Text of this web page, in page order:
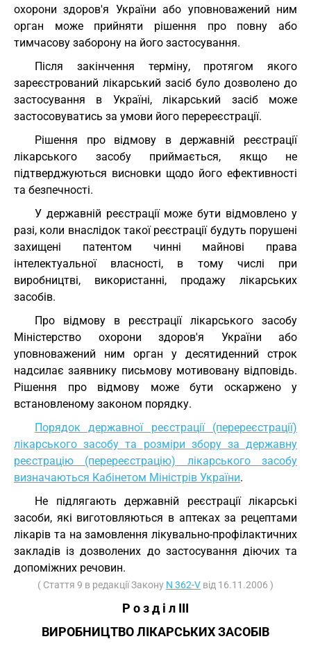
охорони здоров'я України або уповноважений ним
орган може прийняти рішення про повну або
тимчасову заборону на його застосування.
Після закінчення терміну, протягом якого
зареєстрований лікарський засіб було дозволено до
застосування в Україні, лікарський засіб може
застосовуватись за умови його перереєстрації.
Рішення про відмову в державній реєстрації
лікарського засобу приймається, якщо не
підтверджуються висновки щодо його ефективності
та безпечності.
У державній реєстрації може бути відмовлено у
разі, коли внаслідок такої реєстрації будуть порушені
захищені патентом чинні майнові права
інтелектуальної власності, в тому числі при
виробництві, використанні, продажу лікарських
засобів.
Про відмову в реєстрації лікарського засобу
Міністерство охорони здоров'я України або
уповноважений ним орган у десятиденний строк
надсилає заявнику письмову мотивовану відповідь.
Рішення про відмову може бути оскаржено у
встановленому законом порядку.
Порядок державної реєстрації (перереєстрації)
лікарського засобу та розміри збору за державну
реєстрацію (перереєстрацію) лікарського засобу
визначаються Кабінетом Міністрів України.
Не підлягають державній реєстрації лікарські
засоби, які виготовляються в аптеках за рецептами
лікарів та на замовлення лікувально-профілактичних
закладів із дозволених до застосування діючих та
допоміжних речовин.
( Стаття 9 в редакції Закону N 362-V від 16.11.2006 )
Р о з д і л III
ВИРОБНИЦТВО ЛІКАРСЬКИХ ЗАСОБІВ